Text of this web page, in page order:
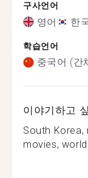
구사언어
영어 한
학습언어
중국어 (간
이야기하고
South Korea,
movies,